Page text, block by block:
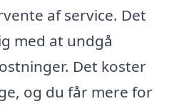
af service. Det
med at undgå
Det koster
og du får mere for